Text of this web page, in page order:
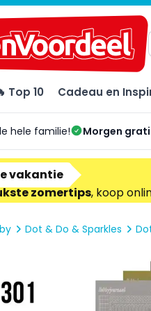
Top 10 Cadeau en
hele familie! Morgen
vakantie
zomertips, koop
Dot & Do & Sparkles